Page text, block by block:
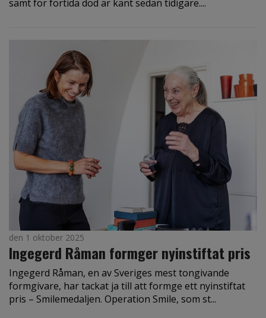
samt för förtida död är känt sedan tidigare....
den 1 oktober 2025
Ingegerd Råman formger nyinstiftat pris
Ingegerd Råman, en av Sveriges mest tongivande
formgivare, har tackat ja till att formge ett nyinstiftat
pris – Smilemedaljen. Operation Smile, som st...